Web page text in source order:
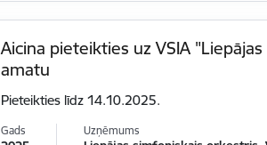
Aicina pieteikties uz VSIA
amatu
Pieteikties līdz 14.10.2025.
Gads Uzņēmums